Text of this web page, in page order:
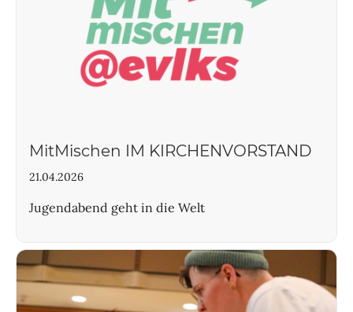
MitMischen IM KIRCHENVORSTAND
21.04.2026
Jugendabend geht in die Welt